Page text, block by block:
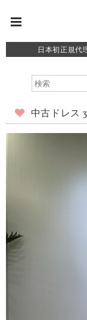
日本初正規代
中古ドレス